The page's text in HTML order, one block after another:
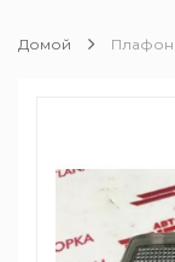
Домой Плафон